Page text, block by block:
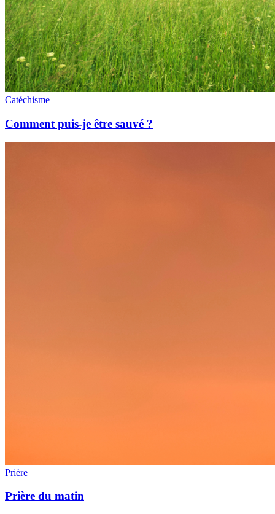
Catéchisme
Comment puis-je être sauvé ?
Prière
Prière du matin